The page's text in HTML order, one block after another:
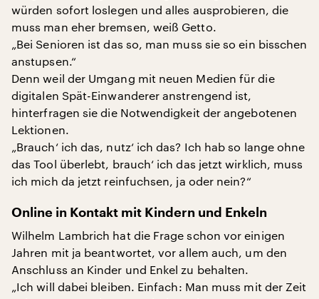
würden sofort loslegen und alles ausprobieren, die
muss man eher bremsen, weiß Getto.
„Bei Senioren ist das so, man muss sie so ein bisschen
anstupsen.“
Denn weil der Umgang mit neuen Medien für die
digitalen Spät-Einwanderer anstrengend ist,
hinterfragen sie die Notwendigkeit der angebotenen
Lektionen.
„Brauch‘ ich das, nutz‘ ich das? Ich hab so lange ohne
das Tool überlebt, brauch‘ ich das jetzt wirklich, muss
ich mich da jetzt reinfuchsen, ja oder nein?“
Online in Kontakt mit Kindern und Enkeln
Wilhelm Lambrich hat die Frage schon vor einigen
Jahren mit ja beantwortet, vor allem auch, um den
Anschluss an Kinder und Enkel zu behalten.
„Ich will dabei bleiben. Einfach: Man muss mit der Zeit